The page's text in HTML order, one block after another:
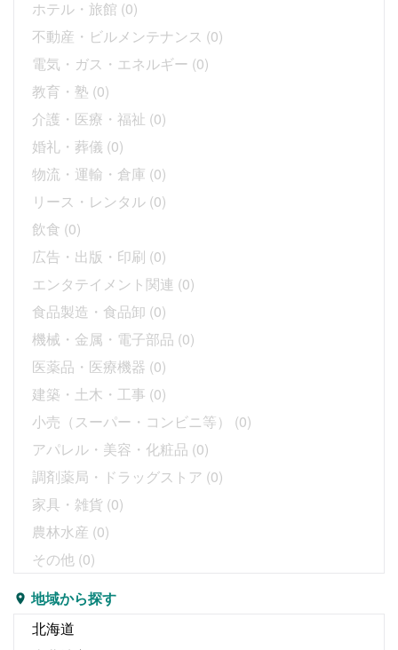
ホテル・旅館 (0)
不動産・ビルメンテナンス (0)
電気・ガス・エネルギー (0)
教育・塾 (0)
介護・医療・福祉 (0)
婚礼・葬儀 (0)
物流・運輸・倉庫 (0)
リース・レンタル (0)
飲食 (0)
広告・出版・印刷 (0)
エンタテイメント関連 (0)
食品製造・食品卸 (0)
機械・金属・電子部品 (0)
医薬品・医療機器 (0)
建築・土木・工事 (0)
小売（スーパー・コンビニ等）
(0)
アパレル・美容・化粧品 (0)
調剤薬局・ドラッグストア (0)
家具・雑貨 (0)
農林水産 (0)
その他 (0)
地域から探す
北海道